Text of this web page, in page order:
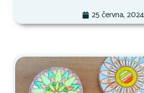
25 června, 2024